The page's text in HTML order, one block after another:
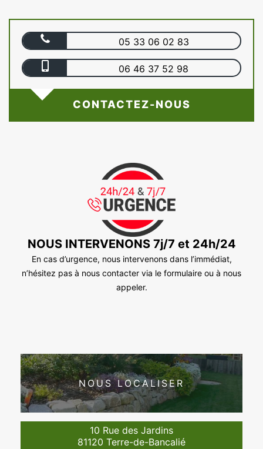
05 33 06 02 83
06 46 37 52 98
CONTACTEZ-NOUS
NOUS INTERVENONS 7j/7 et 24h/24
En cas d’urgence, nous intervenons dans l’immédiat,
n’hésitez pas à nous contacter via le formulaire ou à nous
appeler.
NOUS LOCALISER
10 Rue des Jardins
81120 Terre-de-Bancalié